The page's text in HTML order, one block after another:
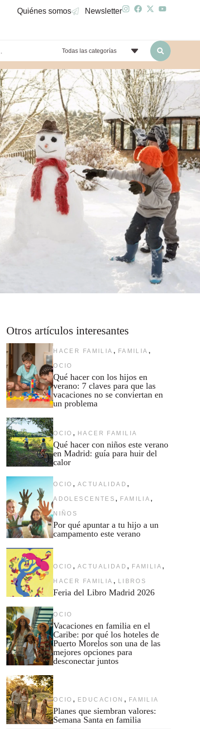
Quiénes somos Newsletter
Todas las categorías
Otros artículos interesantes
HACER FAMILIA , FAMILIA ,
OCIO
Qué hacer con los hijos en
verano: 7 claves para que las
vacaciones no se conviertan en
un problema
OCIO , HACER FAMILIA
Qué hacer con niños este verano
en Madrid: guía para huir del
calor
OCIO , ACTUALIDAD ,
ADOLESCENTES , FAMILIA ,
NIÑOS
Por qué apuntar a tu hijo a un
campamento este verano
OCIO , ACTUALIDAD , FAMILIA ,
HACER FAMILIA , LIBROS
Feria del Libro Madrid 2026
OCIO
Vacaciones en familia en el
Caribe: por qué los hoteles de
Puerto Morelos son una de las
mejores opciones para
desconectar juntos
OCIO , EDUCACION , FAMILIA
Planes que siembran valores:
Semana Santa en familia